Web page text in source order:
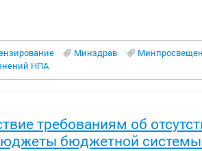
Минздрав
НПА
требованиям об
бюджетной